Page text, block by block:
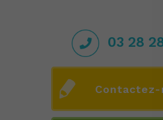
03 28
Contactez-